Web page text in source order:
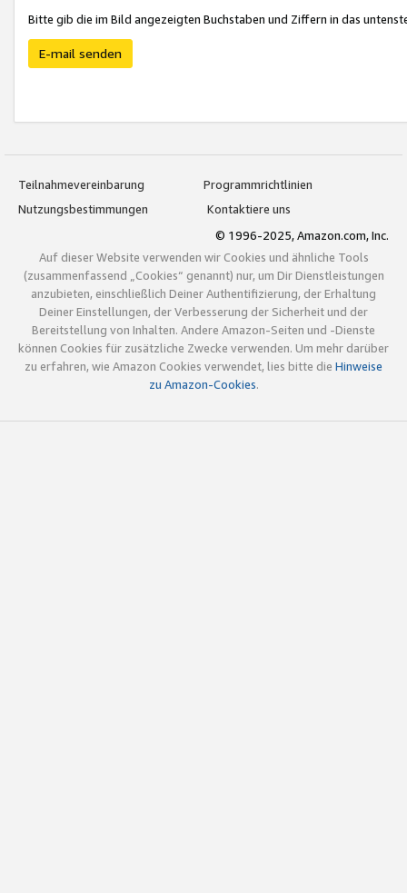
Bitte gib die im Bild angezeigten Buchstaben und Ziffern in das
E-mail senden
Teilnahmevereinbarung
Programmrichtlinien
Nutzungsbestimmungen
Kontaktiere uns
© 1996-2025, Amazon.com, Inc.
Auf dieser Website verwenden wir Cookies und ähnliche Tools
(zusammenfassend „Cookies“ genannt) nur, um Dir Dienstleistungen
anzubieten, einschließlich Deiner Authentifizierung, der Erhaltung
Deiner Einstellungen, der Verbesserung der Sicherheit und der
Bereitstellung von Inhalten. Andere Amazon-Seiten und -Dienste
können Cookies für zusätzliche Zwecke verwenden. Um mehr darüber
zu erfahren, wie Amazon Cookies verwendet, lies bitte die Hinweise
zu Amazon-Cookies.